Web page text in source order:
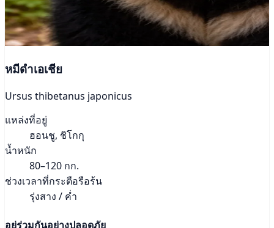
หมีดำเอเชีย
Ursus thibetanus japonicus
แหล่งที่อยู่
ฮอนชู, ชิโกกุ
น้ำหนัก
80–120 กก.
ช่วงเวลาที่กระตือรือร้น
รุ่งสาง / ค่ำ
อยู่ร่วมกันอย่างปลอดภัย